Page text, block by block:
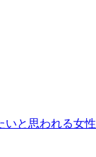
いと思われる女性